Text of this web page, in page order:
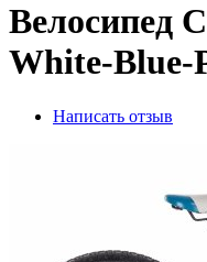
Велосипед
White-Blue-
Написать отзыв